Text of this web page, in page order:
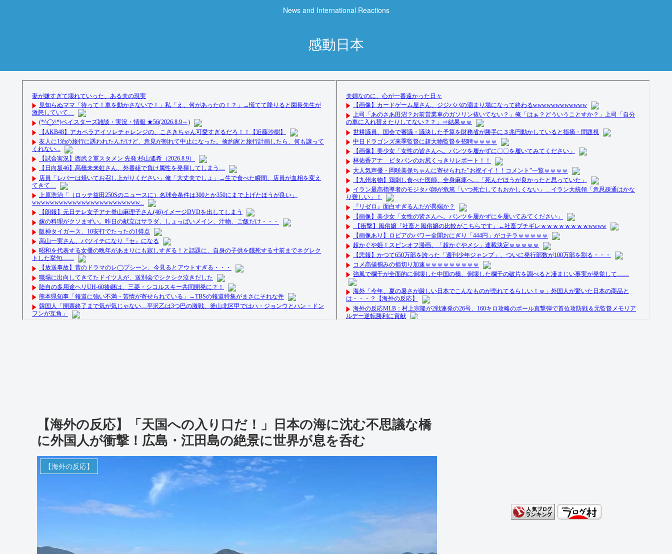
News and International Reactions
感動日本
【海外の反応】「天国への入り口だ！」日本の海に沈む不思議な橋
に外国人が衝撃！広島・江田島の絶景に世界が息を呑む
【海外の反応】